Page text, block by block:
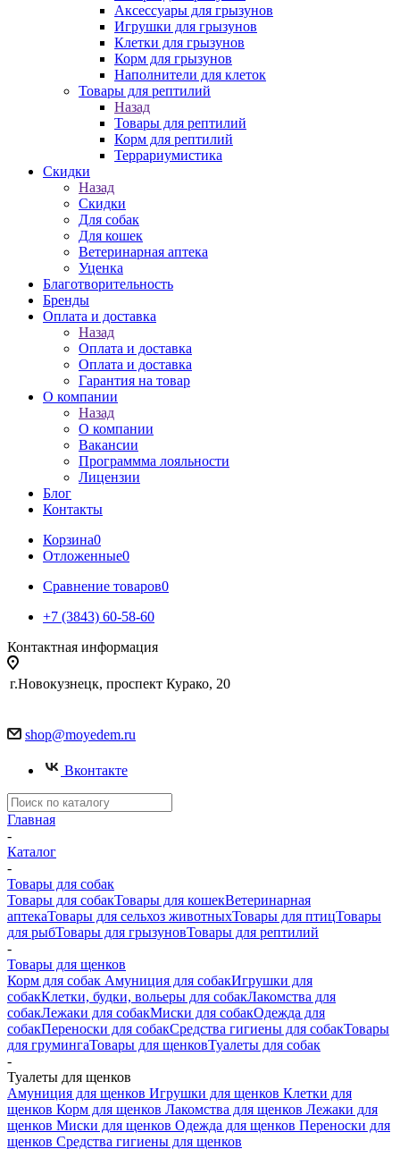
Аксессуары для грызунов
Игрушки для грызунов
Клетки для грызунов
Корм для грызунов
Наполнители для клеток
Товары для рептилий
Назад
Товары для рептилий
Корм для рептилий
Террариумистика
Скидки
Назад
Скидки
Для собак
Для кошек
Ветеринарная аптека
Уценка
Благотворительность
Бренды
Оплата и доставка
Назад
Оплата и доставка
Оплата и доставка
Гарантия на товар
О компании
Назад
О компании
Вакансии
Программма лояльности
Лицензии
Блог
Контакты
Корзина0
Отложенные0
Сравнение товаров0
+7 (3843) 60-58-60
Контактная информация
г.Новокузнецк, проспект Курако, 20
shop@moyedem.ru
Вконтакте
Главная
-
Каталог
-
Товары для собак
Товары для собакТовары для кошекВетеринарная
аптекаТовары для сельхоз животныхТовары для птицТовары
для рыбТовары для грызуновТовары для рептилий
-
Товары для щенков
Корм для собак Амуниция для собакИгрушки для
собакКлетки, будки, вольеры для собакЛакомства для
собакЛежаки для собакМиски для собакОдежда для
собакПереноски для собакСредства гигиены для собакТовары
для грумингаТовары для щенковТуалеты для собак
-
Туалеты для щенков
Амуниция для щенков Игрушки для щенков Клетки для
щенков Корм для щенков Лакомства для щенков Лежаки для
щенков Миски для щенков Одежда для щенков Переноски для
щенков Средства гигиены для щенков